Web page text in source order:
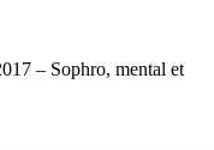
– Sophro, mental et